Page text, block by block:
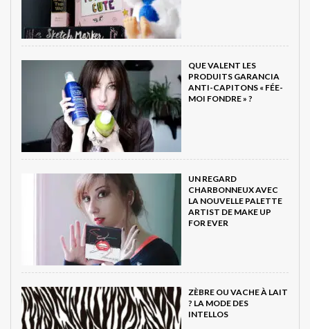
QUE VALENT LES
PRODUITS GARANCIA
ANTI-CAPITONS « FÉE-
MOI FONDRE » ?
UN REGARD
CHARBONNEUX AVEC
LA NOUVELLE PALETTE
ARTIST DE MAKE UP
FOR EVER
ZÈBRE OU VACHE À LAIT
? LA MODE DES
INTELLOS